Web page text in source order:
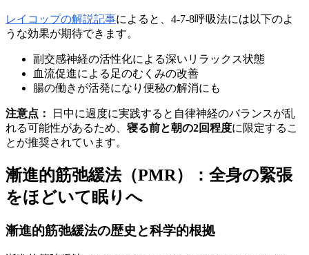
レイコップの解説記事によると、4-7-8呼吸法には以下のよ
うな効果が期待できます。
副交感神経の活性化による深いリラックス状態
血流促進による足のむくみの改善
腸の働きが活発になり便秘の解消にも
注意点：
日中に過度に実践すると自律神経のバランスが乱
れる可能性があるため、 寝る前と朝の2回程度に限定するこ
とが推奨されています。
漸進的筋弛緩法（PMR）：全身の緊張
をほどいて眠りへ
漸進的筋弛緩法の歴史と科学的根拠